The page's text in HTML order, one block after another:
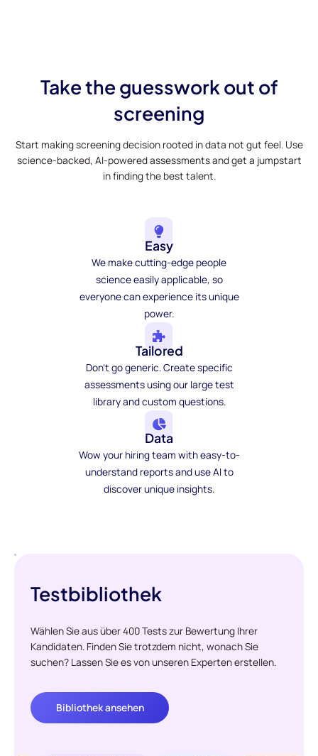
Take the guesswork out of
screening
Start making screening decision rooted in data not gut feel. Use
science-backed, AI-powered assessments and get a jumpstart
in finding the best talent.
Easy
We make cutting-edge people
science easily applicable, so
everyone can experience its unique
power.
Tailored
Don't go generic. Create specific
assessments using our large test
library and custom questions.
Data
Wow your hiring team with easy-to-
understand reports and use AI to
discover unique insights.
Testbibliothek
Wählen Sie aus über 400 Tests zur Bewertung Ihrer
Kandidaten. Finden Sie trotzdem nicht, wonach Sie
suchen? Lassen Sie es von unseren Experten erstellen.
Bibliothek ansehen